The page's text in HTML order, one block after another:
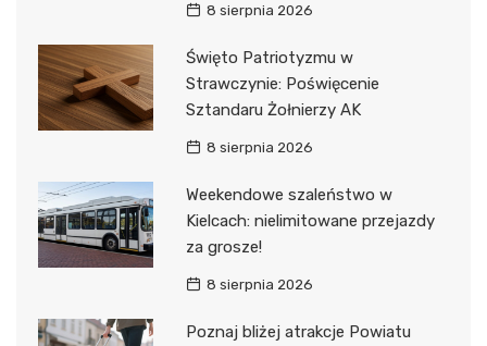
8 sierpnia 2026
Święto Patriotyzmu w
Strawczynie: Poświęcenie
Sztandaru Żołnierzy AK
8 sierpnia 2026
Weekendowe szaleństwo w
Kielcach: nielimitowane przejazdy
za grosze!
8 sierpnia 2026
Poznaj bliżej atrakcje Powiatu